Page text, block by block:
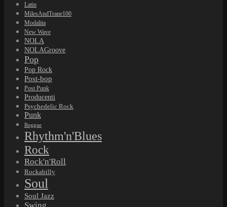
Latin
MilesAndTrane100
Modalita
New Wave
NOLA
NOLAGroove
Pop
Pop Rock
Post-bop
Post Punk
Producenti
Psychedelic Rock
Punk
Reggae
Rhythm'n'Blues
Rock
Rock'n'Roll
Rockabilly
Soul
Soul Jazz